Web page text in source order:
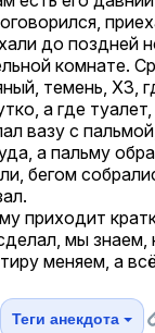
до поздней
комнате.
темень, ХЗ,
а где
вазу с
а пальму
бегом
приходит
мы знаем,
меняем, а
Теги анекдота